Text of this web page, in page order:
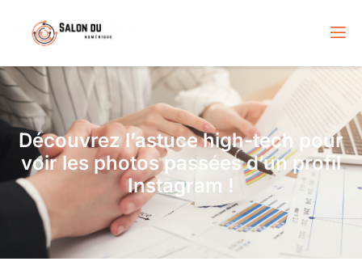
Découvrez l’astuce high-tech pour
voir les photos passées d’un profil
Instagram !